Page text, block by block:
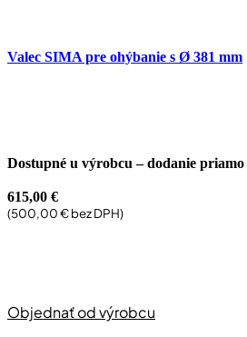
Valec SIMA pre ohýbanie s Ø 381 mm
Dostupné u výrobcu – dodanie
615,00 €
(500,00€bez DPH)
Objednať od výrobcu